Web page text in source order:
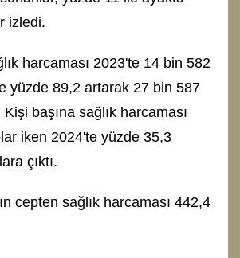
izledi.
harcaması 2023'te 14 bin 582
yüzde 89,2 artarak 27 bin 587
başına sağlık harcaması
iken 2024'te yüzde 35,3
çıktı.
cepten sağlık harcaması 442,4